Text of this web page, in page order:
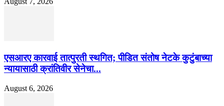
एसआरए कारवाई तात्पुरती स्थगित; पीडित संतोष नेटके कुटुंबाच्या
न्यायासाठी क्रांतिवीर सेनेचा...
August 6, 2026